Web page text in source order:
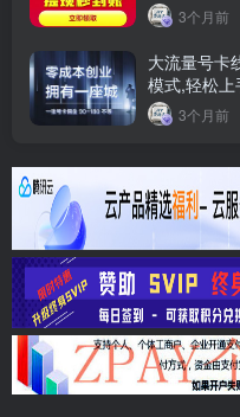
3个月前
大流量号卡
模式,轻松上
3个月前